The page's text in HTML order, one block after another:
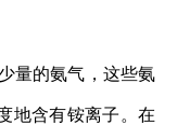
量的氨气，这些氨
地含有铵离子。在